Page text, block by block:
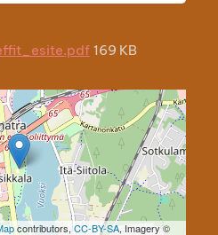
169 KB
contributors,CC-BY-SA, Imagery ©